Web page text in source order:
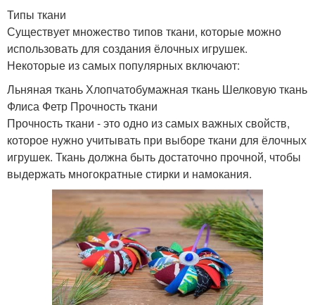
Типы ткани
Существует множество типов ткани, которые можно
использовать для создания ёлочных игрушек.
Некоторые из самых популярных включают:
Льняная ткань Хлопчатобумажная ткань Шелковую ткань
Флиса Фетр Прочность ткани
Прочность ткани - это одно из самых важных свойств,
которое нужно учитывать при выборе ткани для ёлочных
игрушек. Ткань должна быть достаточно прочной, чтобы
выдержать многократные стирки и намокания.